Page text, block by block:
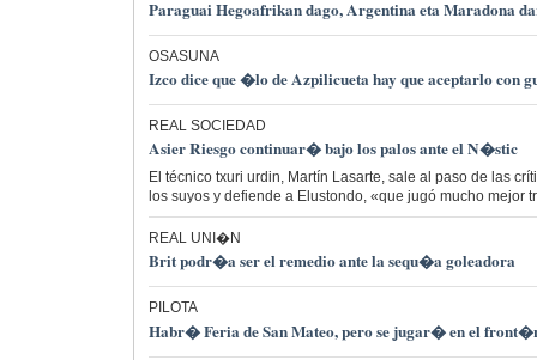
Paraguai Hegoafrikan dago, Argentina eta Maradona
OSASUNA
Izco dice que �lo de Azpilicueta hay que aceptarlo con
REAL SOCIEDAD
Asier Riesgo continuar� bajo los palos ante el N�stic
El técnico txuri urdin, Martín Lasarte, sale al paso de las
los suyos y defiende a Elustondo, «que jugó mucho mejor
REAL UNI�N
Brit podr�a ser el remedio ante la sequ�a goleadora
PILOTA
Habr� Feria de San Mateo, pero se jugar� en el